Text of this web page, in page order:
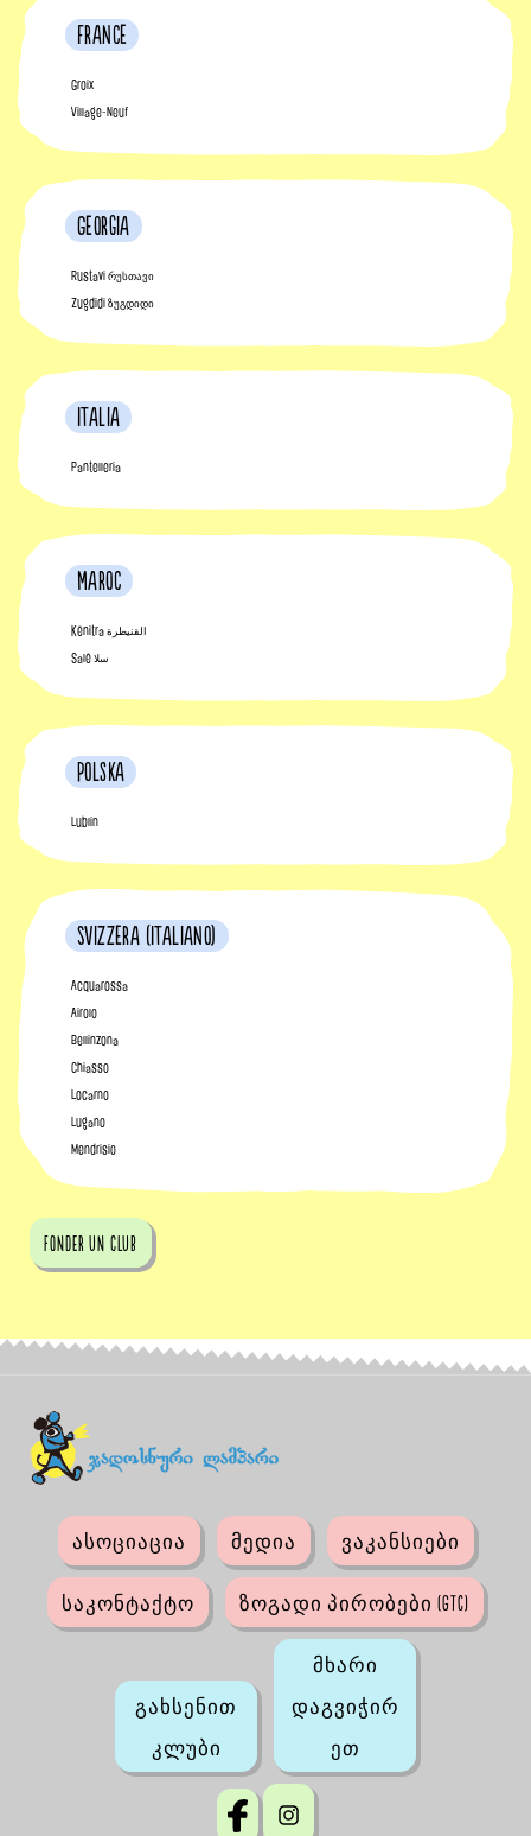
France
Groix
Village-Neuf
Georgia
Rustavi რუსთავი
Zugdidi ზუგდიდი
Italia
Pantelleria
Maroc
Kénitra القنيطرة
Salé سلا
Polska
Lublin
Svizzera (Italiano)
Acquarossa
Airolo
Bellinzona
Chiasso
Locarno
Lugano
Mendrisio
fonder un club
ასოციაცია მედია ვაკანსიები
საკონტაქტო ზოგადი პირობები (GTC)
გახსენით
კლუბი
მხარი
დაგვიჭირ
ეთ